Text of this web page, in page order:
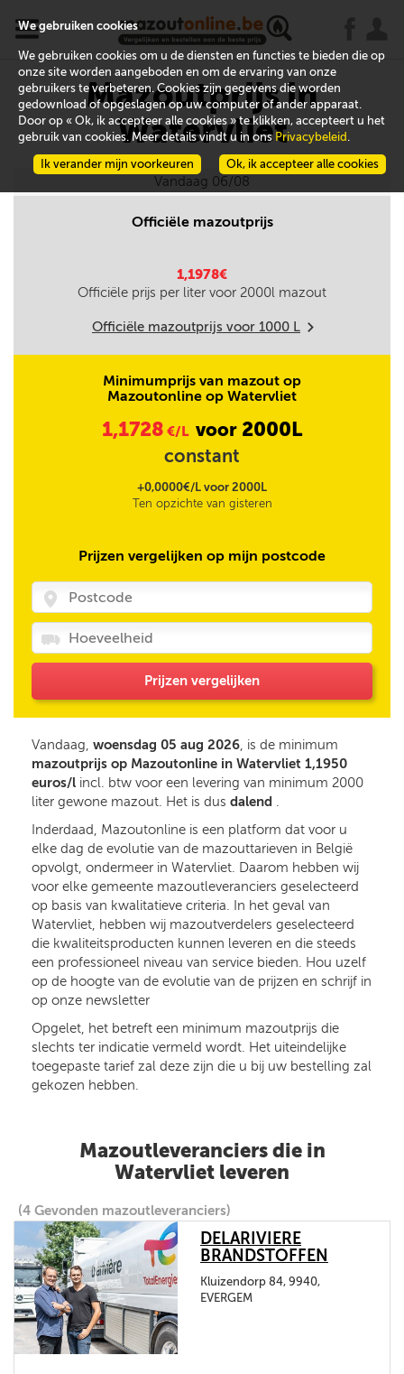
x
Mazoutprijs in
Watervliet
Vandaag 06/08
Officiële mazoutprijs
1,1978€
Officiële prijs per liter voor 2000l mazout
Officiële mazoutprijs voor 1000 L m
Minimumprijs van mazout op
Mazoutonline op Watervliet
1,1728 €/L voor 2000L
constant
+0,0000€/L voor 2000L
Ten opzichte van gisteren
Prijzen vergelijken op mijn postcode
Prijzen vergelijken
Vandaag, woensdag 05 aug 2026, is de minimum
mazoutprijs op Mazoutonline in Watervliet 1,1950
euros/l incl. btw voor een levering van minimum 2000
liter gewone mazout. Het is dus dalend .
Inderdaad, Mazoutonline is een platform dat voor u
elke dag de evolutie van de mazouttarieven in België
opvolgt, ondermeer in Watervliet. Daarom hebben wij
voor elke gemeente mazoutleveranciers geselecteerd
op basis van kwalitatieve criteria. In het geval van
Watervliet, hebben wij mazoutverdelers geselecteerd
die kwaliteitsproducten kunnen leveren en die steeds
een professioneel niveau van service bieden. Hou uzelf
op de hoogte van de evolutie van de prijzen en schrijf in
op onze newsletter
Opgelet, het betreft een minimum mazoutprijs die
slechts ter indicatie vermeld wordt. Het uiteindelijke
toegepaste tarief zal deze zijn die u bij uw bestelling zal
gekozen hebben.
Mazoutleveranciers die in
Watervliet leveren
(4 Gevonden mazoutleveranciers)
DELARIVIERE
BRANDSTOFFEN
Kluizendorp 84, 9940,
EVERGEM
We gebruiken cookies
We gebruiken cookies om u de diensten en functies te bieden die op
onze site worden aangeboden en om de ervaring van onze
gebruikers te verbeteren. Cookies zijn gegevens die worden
gedownload of opgeslagen op uw computer of ander apparaat.
Door op « Ok, ik accepteer alle cookies » te klikken, accepteert u het
gebruik van cookies. Meer details vindt u in ons Privacybeleid .
Ok, ik accepteer alle cookies
Ik verander mijn voorkeuren